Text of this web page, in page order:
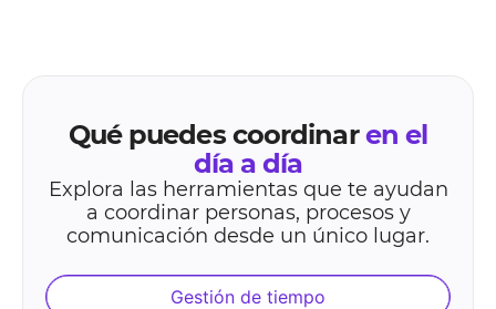
Qué puedes coordinaren el
día a día
Explora las herramientas que te ayudan
a coordinar personas, procesos y
comunicación desde un único lugar.
Gestión de tiempo